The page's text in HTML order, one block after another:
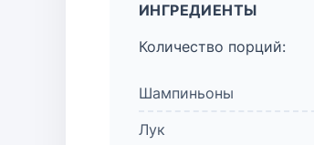
ИНГРЕДИЕНТЫ
Количество порций:
Шампиньоны
Лук